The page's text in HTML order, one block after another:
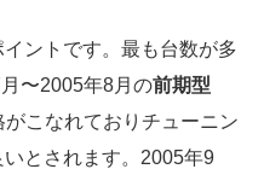
ントです。最も台数が多
〜2005年8月の前期型
がこなれておりチューニン
とされます。2005年9